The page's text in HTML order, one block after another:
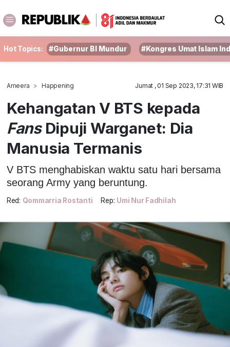
Hot Topics: #Gubernur BI Mundur #Kongres Umat Islam
Ameera Happening Jumat , 01 Sep 2023, 17:31 WIB
Kehangatan V BTS kepada
FansDipuji Warganet: Dia
Manusia Termanis
V BTS menghabiskan waktu satu hari bersama
seorang Army yang beruntung.
Red: Qommarria Rostanti Rep: Umi Nur Fadhilah